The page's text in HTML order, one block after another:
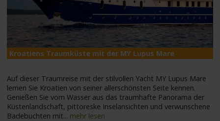
Suche
Kroatiens Traumküste mit der MY Lupus Mare
Auf dieser Traumreise mit der stilvollen Yacht MY Lupus Mare
lernen Sie Kroatien von seiner allerschönsten Seite kennen.
Genießen Sie vom Wasser aus das traumhafte Panorama der
Küstenlandschaft, pittoreske Inselansichten und verwunschene
Badebuchten mit... mehr lesen